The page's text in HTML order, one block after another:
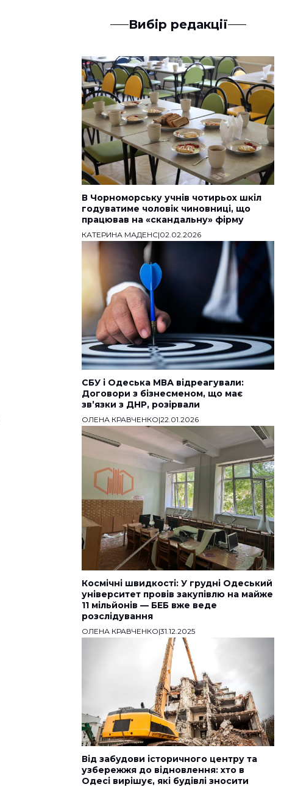
Вибір редакції
В Чорноморську учнів чотирьох шкіл
годуватиме чоловік чиновниці, що
працював на «скандальну» фірму
КАТЕРИНА МАДЕНС|02.02.2026
СБУ і Одеська МВА відреагували:
Договори з бізнесменом, що має
звʼязки з ДНР, розірвали
ОЛЕНА КРАВЧЕНКО|22.01.2026
Космічні швидкості: У грудні Одеський
університет провів закупівлю на майже
11 мільйонів — БЕБ вже веде
розслідування
ОЛЕНА КРАВЧЕНКО|31.12.2025
Від забудови історичного центру та
узбережжя до відновлення: хто в
Одесі вирішує, які будівлі зносити